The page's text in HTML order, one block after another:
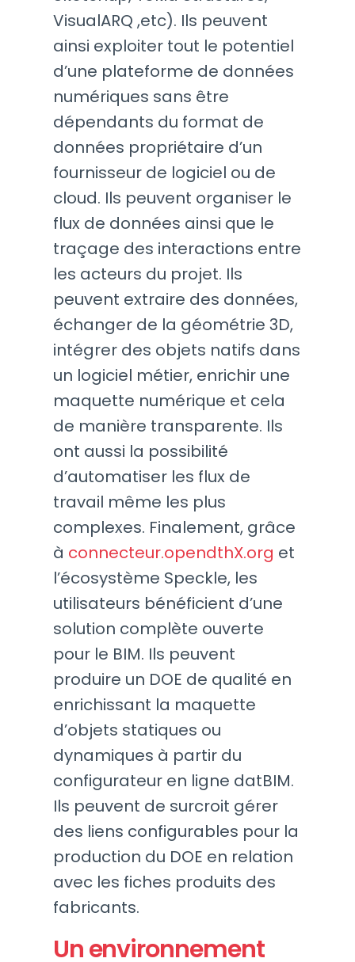
VisualARQ ,etc). Ils peuvent
ainsi exploiter tout le potentiel
d’une plateforme de données
numériques sans être
dépendants du format de
données propriétaire d’un
fournisseur de logiciel ou de
cloud. Ils peuvent organiser le
flux de données ainsi que le
traçage des interactions entre
les acteurs du projet. Ils
peuvent extraire des données,
échanger de la géométrie 3D,
intégrer des objets natifs dans
un logiciel métier, enrichir une
maquette numérique et cela
de manière transparente. Ils
ont aussi la possibilité
d’automatiser les flux de
travail même les plus
complexes. Finalement, grâce
à connecteur.opendthX.org et
l’écosystème Speckle, les
utilisateurs bénéficient d’une
solution complète ouverte
pour le BIM. Ils peuvent
produire un DOE de qualité en
enrichissant la maquette
d’objets statiques ou
dynamiques à partir du
configurateur en ligne datBIM.
Ils peuvent de surcroit gérer
des liens configurables pour la
production du DOE en relation
avec les fiches produits des
fabricants.
Un environnement